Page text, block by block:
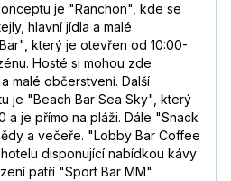
je "Ranchon", kde se
hlavní jídla a malé
který je otevřen od 10:00-
Hosté si mohou zde
malé občerstvení. Další
je "Beach Bar Sea Sky", který
a je přímo na pláži. Dále "Snack
a večeře. "Lobby Bar Coffee
disponující nabídkou kávy
patří "Sport Bar MM"